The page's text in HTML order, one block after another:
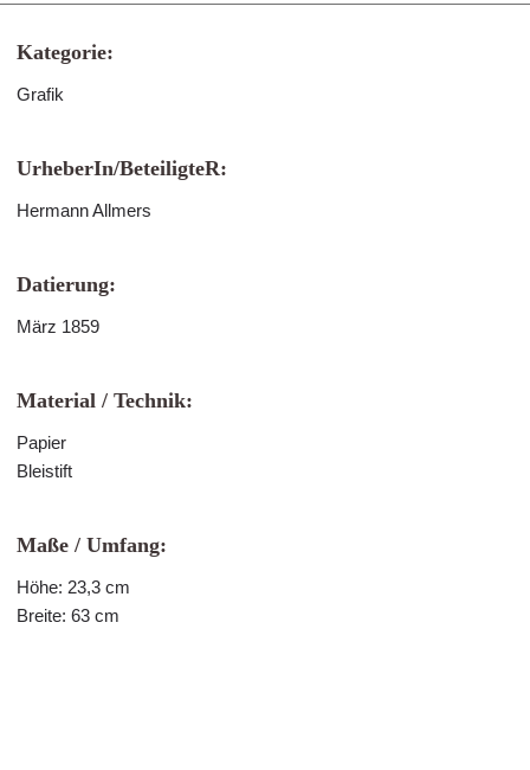
Kategorie:
Grafik
UrheberIn/BeteiligteR:
Hermann Allmers
Datierung:
März 1859
Material / Technik:
Papier
Bleistift
Maße / Umfang:
Höhe: 23,3 cm
Breite: 63 cm